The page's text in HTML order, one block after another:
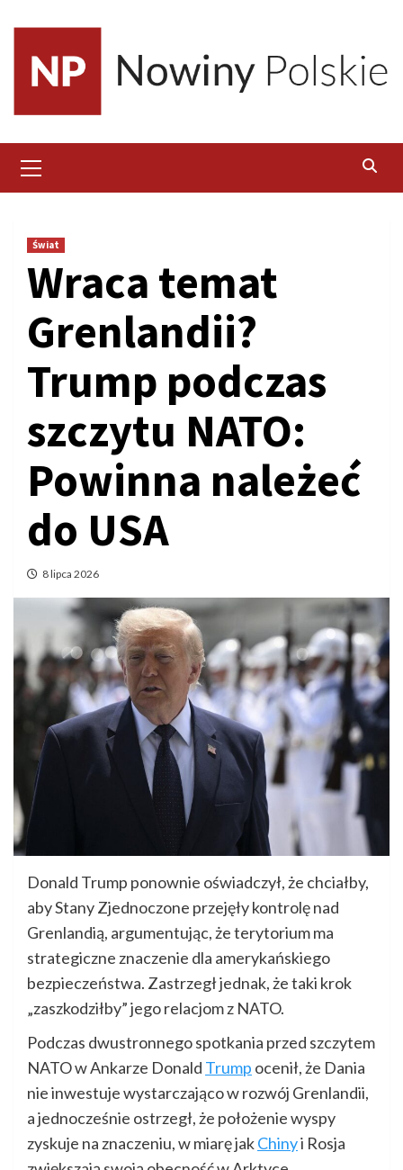
content
Menu
Świat
Wraca temat
Grenlandii?
Trump podczas
szczytu NATO:
Powinna należeć
do USA
8 lipca 2026
Donald Trump ponownie oświadczył, że chciałby,
aby Stany Zjednoczone przejęły kontrolę nad
Grenlandią, argumentując, że terytorium ma
strategiczne znaczenie dla amerykańskiego
bezpieczeństwa. Zastrzegł jednak, że taki krok
„zaszkodziłby” jego relacjom z NATO.
Podczas dwustronnego spotkania przed szczytem
NATO w Ankarze Donald Trump ocenił, że Dania
nie inwestuje wystarczająco w rozwój Grenlandii,
a jednocześnie ostrzegł, że położenie wyspy
zyskuje na znaczeniu, w miarę jakChinyi Rosja